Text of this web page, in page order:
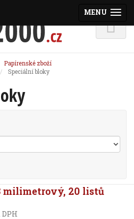
Papírenské zboží
Speciální bloky
milimetrový, 20 listů
DPH
MENU